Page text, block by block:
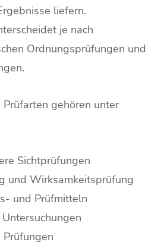
liefern.
je nach
Ordnungsprüfungen und
gehören unter
Sichtprüfungen
und Wirksamkeitsprüfung
und Prüfmitteln